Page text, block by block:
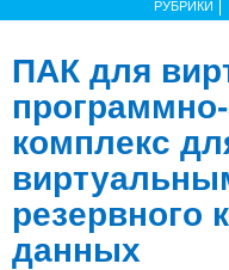
РУБРИКИ
ПАК для
комплекс
резервного
данных